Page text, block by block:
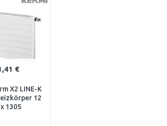
€
X2 LINE-K
12
1305